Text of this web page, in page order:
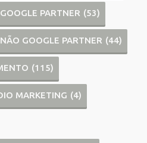
PARTNER (53)
GOOGLE PARTNER (44)
(115)
MARKETING (4)